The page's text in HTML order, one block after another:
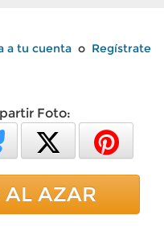
a tu cuenta o Regístrate
Foto:
AL AZAR